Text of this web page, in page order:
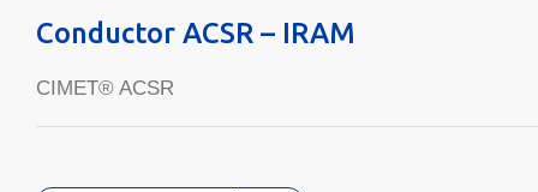
Conductor ACSR – IRAM
CIMET® ACSR